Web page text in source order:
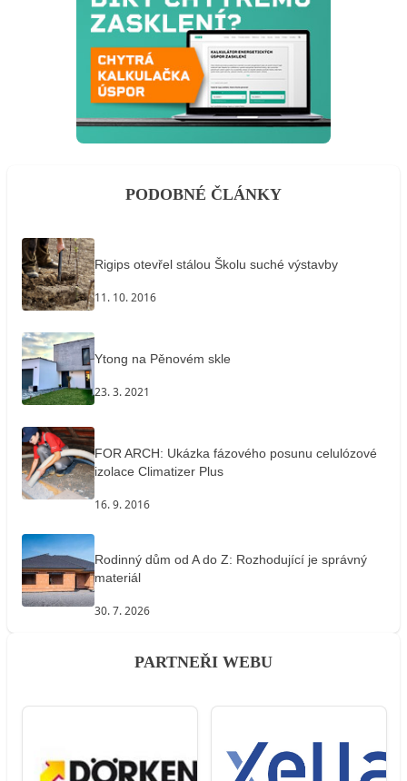
PODOBNÉ ČLÁNKY
Rigips otevřel stálou Školu suché výstavby
11. 10. 2016
Ytong na Pěnovém skle
23. 3. 2021
FOR ARCH: Ukázka fázového posunu celulózové
izolace Climatizer Plus
16. 9. 2016
Rodinný dům od A do Z: Rozhodující je správný
materiál
30. 7. 2026
PARTNEŘI WEBU